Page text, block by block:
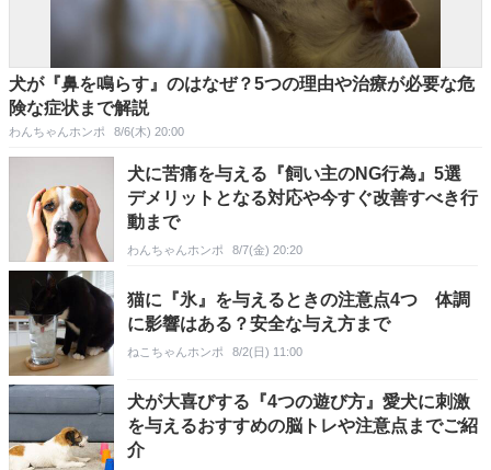
犬が『鼻を鳴らす』のはなぜ？5つの理由や治療が必要な危
険な症状まで解説
わんちゃんホンポ 8/6(木) 20:00
犬に苦痛を与える『飼い主のNG行為』5選
デメリットとなる対応や今すぐ改善すべき行
動まで
わんちゃんホンポ 8/7(金) 20:20
猫に『氷』を与えるときの注意点4つ 体調
に影響はある？安全な与え方まで
ねこちゃんホンポ 8/2(日) 11:00
犬が大喜びする『4つの遊び方』愛犬に刺激
を与えるおすすめの脳トレや注意点までご紹
介